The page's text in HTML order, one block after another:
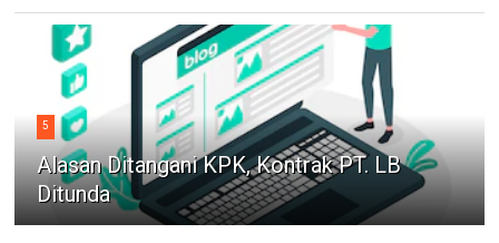
5
Alasan Ditangani KPK, Kontrak PT. LB
Ditunda